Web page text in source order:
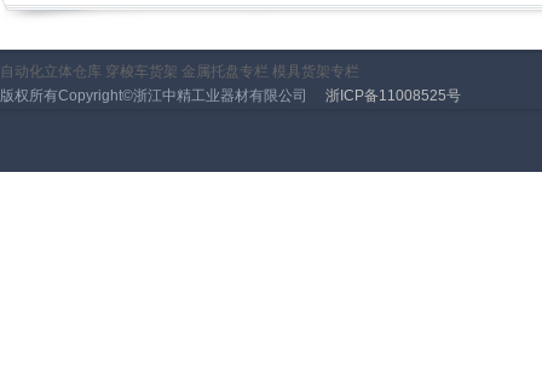
自动化立体仓库 穿梭车货架 金属托盘专栏 模具货架专栏
版权所有Copyright©浙江中精工业器材有限公司
浙ICP备11008525号